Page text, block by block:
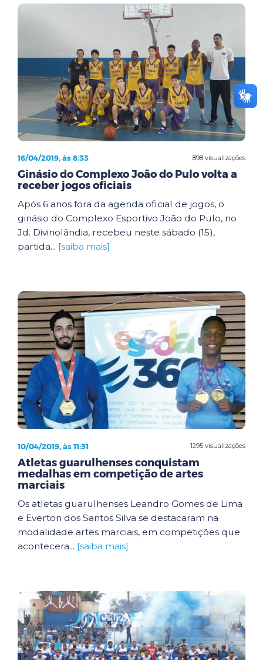
898 visualizações
16/04/2019, às 8:33
Ginásio do Complexo João do Pulo volta a
receber jogos oficiais
Após 6 anos fora da agenda oficial de jogos, o
ginásio do Complexo Esportivo João do Pulo, no
Jd. Divinolândia, recebeu neste sábado (15),
partida... [saiba mais]
1295 visualizações
10/04/2019, às 11:31
Atletas guarulhenses conquistam
medalhas em competição de artes
marciais
Os atletas guarulhenses Leandro Gomes de Lima
e Everton dos Santos Silva se destacaram na
modalidade artes marciais, em competições que
acontecera... [saiba mais]